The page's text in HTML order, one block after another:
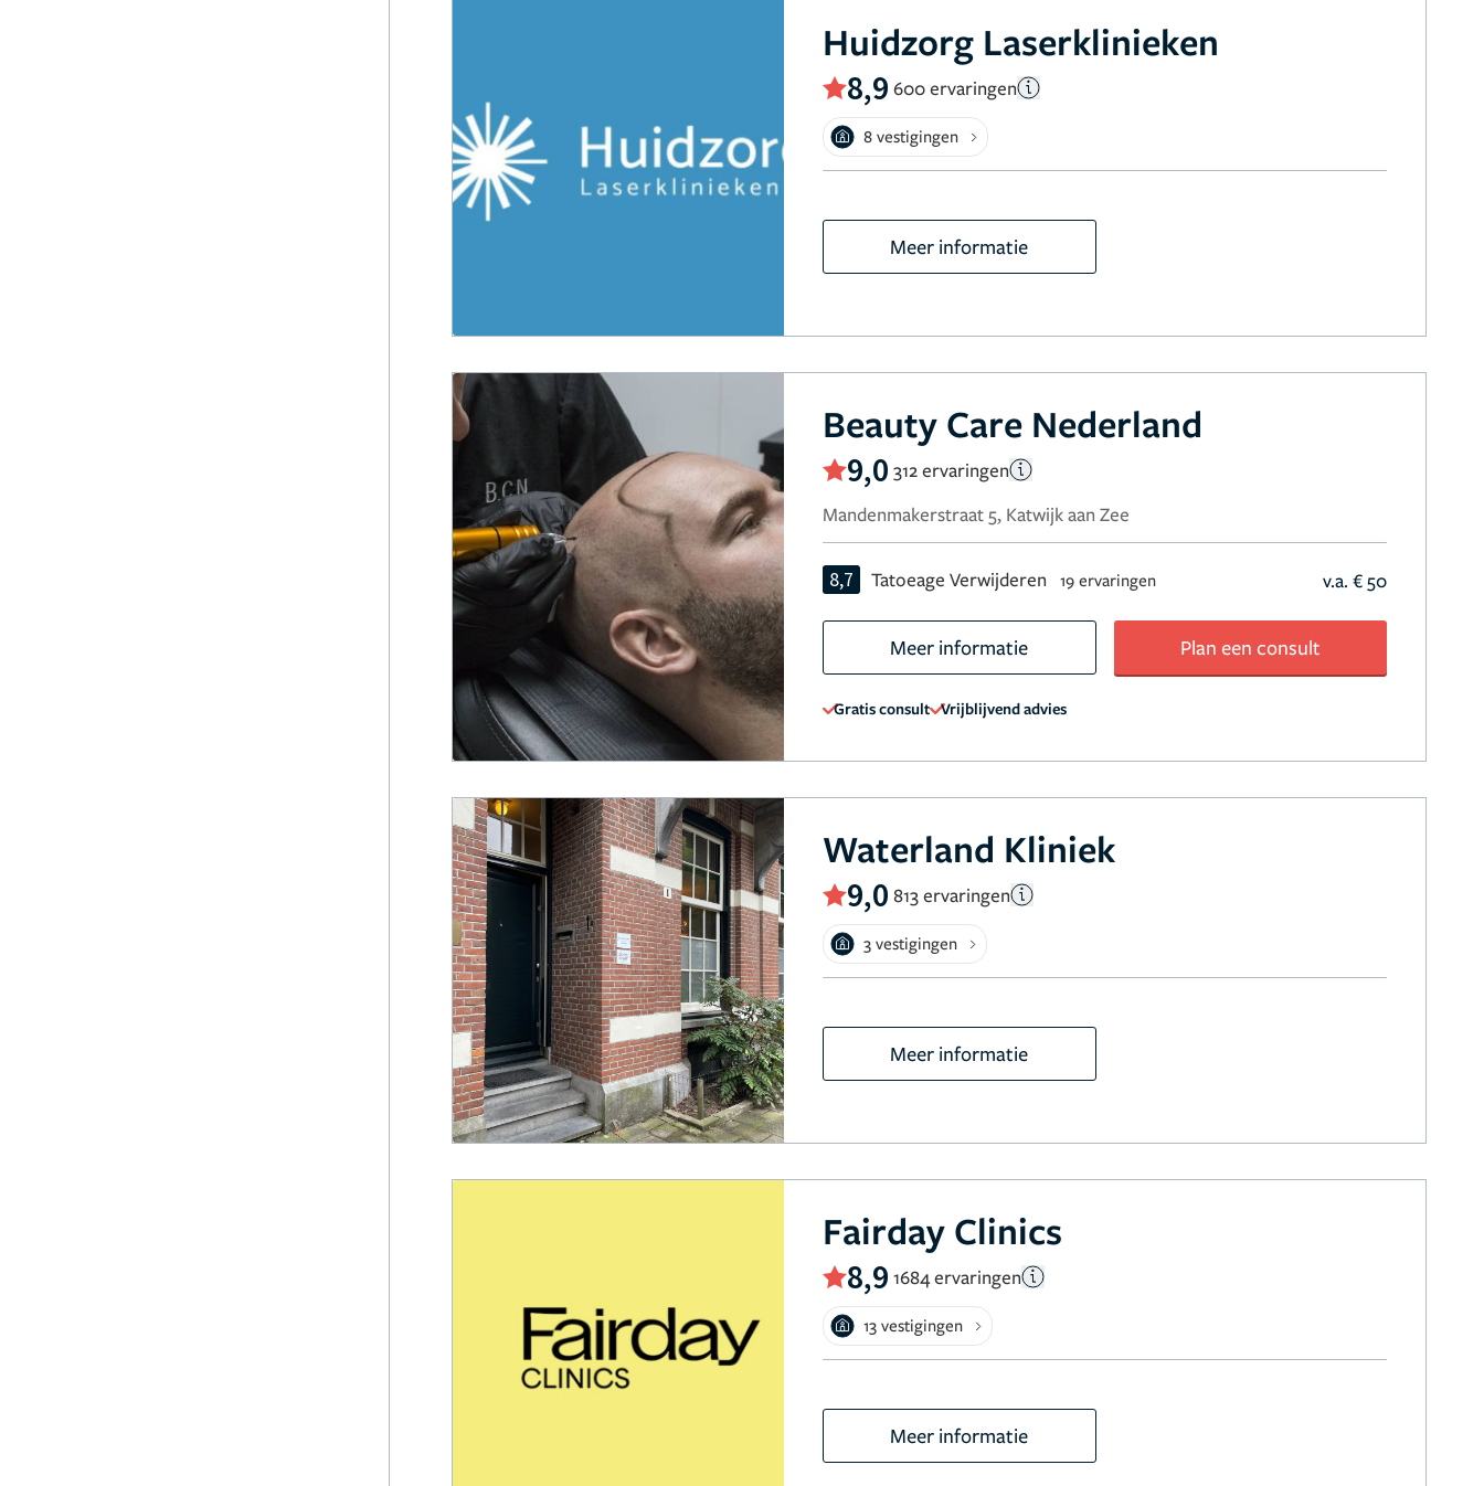
Huidzorg Laserklinieken
8,9 600 ervaringen
8 vestigingen
Meer informatie
Beauty Care Nederland
9,0 312 ervaringen
Mandenmakerstraat 5, Katwijk aan Zee
8,7 Tatoeage Verwijderen 19 ervaringen v.a. € 50
Meer informatie Plan een consult
Gratis consult Vrijblijvend advies
Waterland Kliniek
9,0 813 ervaringen
3 vestigingen
Meer informatie
Fairday Clinics
8,9 1684 ervaringen
13 vestigingen
Meer informatie